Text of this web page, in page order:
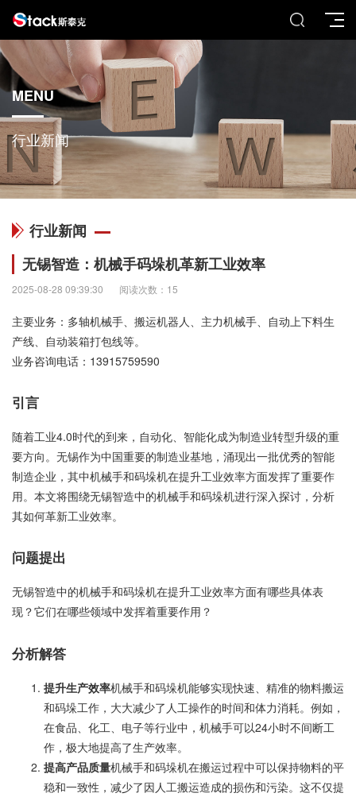
MENU
行业新闻
行业新闻
无锡智造：机械手码垛机革新工业效率
2025-08-28 09:39:30 阅读次数：15
主要业务：多轴机械手、搬运机器人、主力机械手、自动上下料生
产线、自动装箱打包线等。
业务咨询电话： 13915759590
引言
随着工业4.0时代的到来，自动化、智能化成为制造业转型升级的重
要方向。无锡作为中国重要的制造业基地，涌现出一批优秀的智能
制造企业，其中机械手和码垛机在提升工业效率方面发挥了重要作
用。本文将围绕无锡智造中的机械手和码垛机进行深入探讨，分析
其如何革新工业效率。
问题提出
无锡智造中的机械手和码垛机在提升工业效率方面有哪些具体表
现？它们在哪些领域中发挥着重要作用？
分析解答
提升生产效率机械手和码垛机能够实现快速、精准的物料搬运
和码垛工作，大大减少了人工操作的时间和体力消耗。例如，
在食品、化工、电子等行业中，机械手可以24小时不间断工
作，极大地提高了生产效率。
提高产品质量机械手和码垛机在搬运过程中可以保持物料的平
稳和一致性，减少了因人工搬运造成的损伤和污染。这不仅提